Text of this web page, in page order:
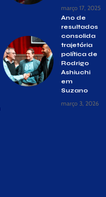
março 17, 2025
Ano de
resultados
consolida
trajetória
política de
Rodrigo
Ashiuchi
em
Suzano
março 3, 2026